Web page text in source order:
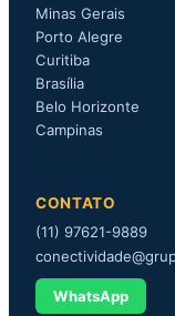
Minas Gerais
Porto Alegre
Curitiba
Brasília
Belo Horizonte
Campinas
CONTATO
(11) 97621-9889
WhatsApp